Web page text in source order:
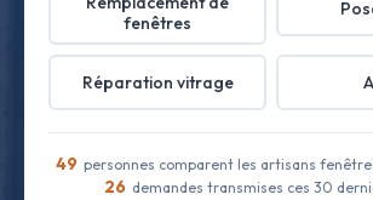
fenêtres
Réparation vitrage
49 personnes comparent les artisans
26 demandes transmises ces 30